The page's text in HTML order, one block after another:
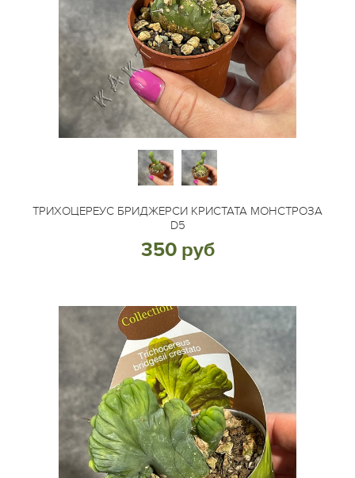
ТРИХОЦЕРЕУС БРИДЖЕРСИ КРИСТАТА МОНСТРОЗА
D5
350 руб